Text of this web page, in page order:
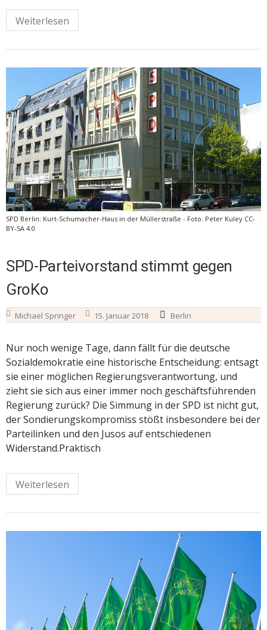
Weiterlesen
SPD Berlin: Kurt-Schumacher-Haus in der Müllerstraße - Foto: Peter Kuley CC-
BY-SA 4.0
SPD-Parteivorstand stimmt gegen
GroKo
Michael Springer 15. Januar 2018 Berlin
Nur noch wenige Tage, dann fällt für die deutsche
Sozialdemokratie eine historische Entscheidung: entsagt
sie einer möglichen Regierungsverantwortung, und
zieht sie sich aus einer immer noch geschäftsführenden
Regierung zurück? Die Simmung in der SPD ist nicht gut,
der Sondierungskompromiss stößt insbesondere bei der
Parteilinken und den Jusos auf entschiedenen
Widerstand.Praktisch
Weiterlesen